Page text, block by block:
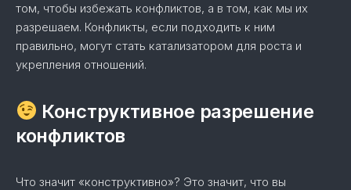
том, чтобы избежать конфликтов, а в том, как мы их
разрешаем. Конфликты, если подходить к ним
правильно, могут стать катализатором для роста и
укрепления отношений.
Конструктивное разрешение
конфликтов
Что значит «конструктивно»? Это значит, что вы